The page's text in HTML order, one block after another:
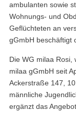
ambulanten sowie
Wohnungs- und
Geflüchteten an
gGmbH beschäftigt
Die WG milaa
milaa gGmbH seit
Ackerstraße 147,
männliche
ergänzt das